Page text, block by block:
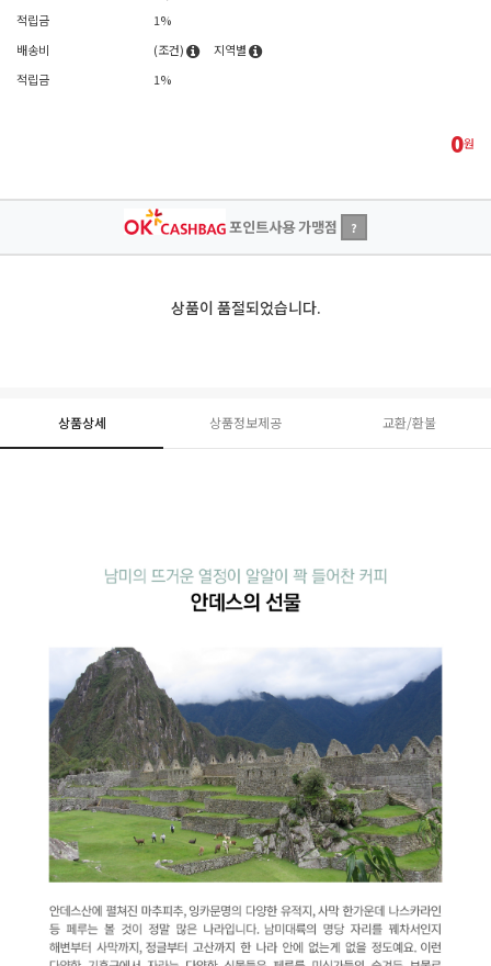
적립금
1%
배송비
(조건)
지역별
적립금
1%
0원
포인트사용 가맹점 ?
상품이 품절되었습니다.
상품상세 상품정보제공 교환/환불